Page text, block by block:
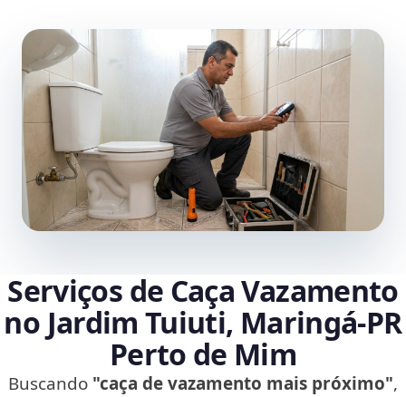
Serviços de Caça Vazamento
no Jardim Tuiuti, Maringá‑PR
Perto de Mim
Buscando "caça de vazamento mais próximo",